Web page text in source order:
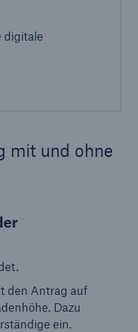
digitale
mit und ohne
den Antrag auf
Dazu
ein.